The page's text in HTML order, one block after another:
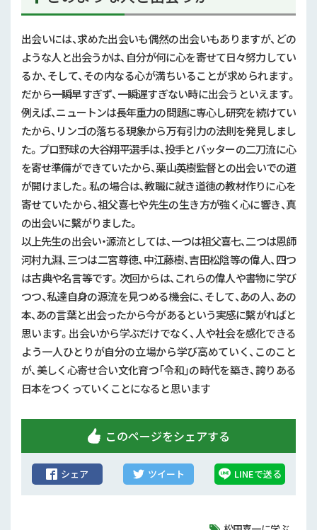
出会いには、求めた出会いも偶然の出会いもありますが、どの
ような人と出会うかは、自分が何に心を寄せて日々努力してい
るか、そして、その内なる心が満ちいることが求められます。
だから一瞬早すぎず、一瞬遅すぎない時に出会うといえます。
例えば、ニュートンは長年重力の問題に専心し研究を続けてい
たから、リンゴの落ちる現象から万有引力の法則を発見しまし
た。プロ野球の大谷翔平選手は、投手とバッターの二刀流に心
を寄せ準備ができていたから、栗山英樹監督との出会いでの道
が開けました。私の場合は、教職に就き道徳の教材作りに心を
寄せていたから、祖父喜七や先生の生き方が強く心に響き、真
の出会いに繫がりました。
以上先生の出会い・源流としては、一つは祖父喜七、二つは恩師
河村九淵、三つは二宮尊徳、中江藤樹、吉田松陰等の偉人、四つ
は古典や名言等です。次回からは、これらの偉人や書物に学び
つつ、私達自身の源流を見つめる機会に、そして、あの人、あの
本、あの言葉と出会ったから今があるという実感に繫がればと
思います。出会いから学ぶだけでなく、人や社会を感化できる
よう一人ひとりが自分の立場から学び高めていく、このこと
が、美しく心寄せ合い文化育つ「令和」の時代を築き、誇りある
日本をつくっていくことになると思います
このページをシェアする
シェア ツイート LINEで送る